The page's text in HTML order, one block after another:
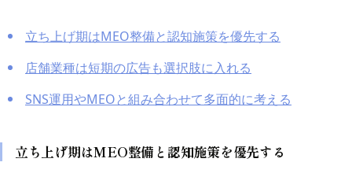
立ち上げ期はMEO整備と認知施策を優先する
店舗業種は短期の広告も選択肢に入れる
SNS運用やMEOと組み合わせて多面的に考える
立ち上げ期はMEO整備と認知施策を優先する